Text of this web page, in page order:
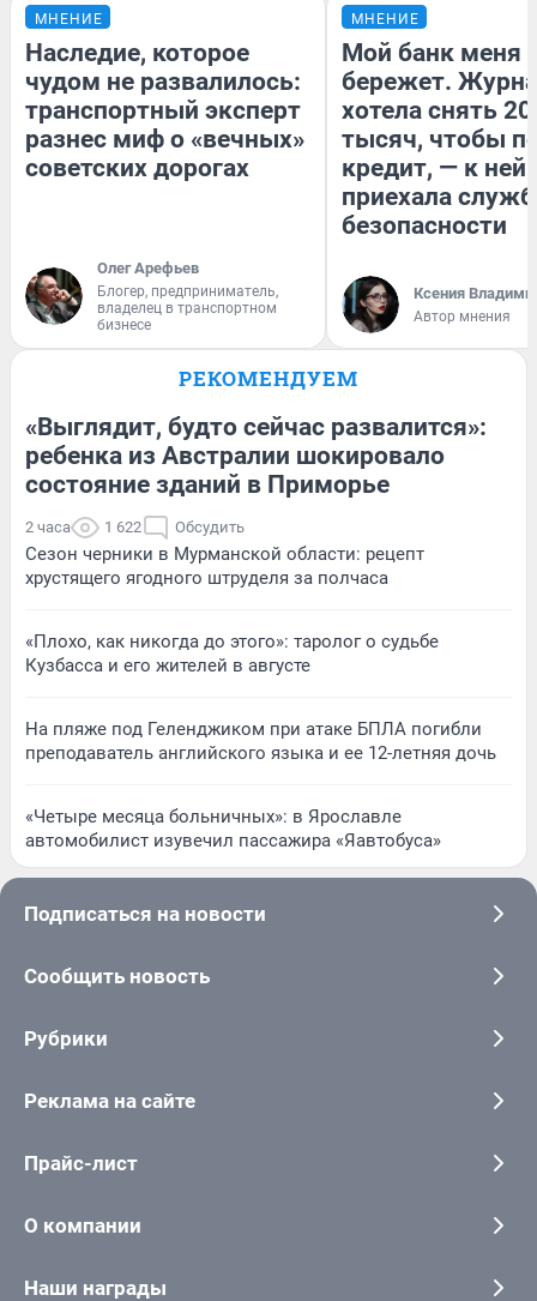
МНЕНИЕ
Наследие, которое
чудом не развалилось:
транспортный эксперт
разнес миф о «вечных»
советских дорогах
Олег Арефьев
Блогер, предприниматель,
владелец в транспортном
бизнесе
МНЕНИЕ
Мой банк меня
бережет.
хотела снять
тысяч, чтобы
кредит, — к
приехала
безопасности
Ксения
Автор мнения
РЕКОМЕНДУЕМ
«Выглядит, будто сейчас развалится»:
ребенка из Австралии шокировало
состояние зданий в Приморье
2 часа 1 622 Обсудить
Сезон черники в Мурманской области: рецепт
хрустящего ягодного штруделя за полчаса
«Плохо, как никогда до этого»: таролог о судьбе
Кузбасса и его жителей в августе
На пляже под Геленджиком при атаке БПЛА погибли
преподаватель английского языка и ее 12-летняя дочь
«Четыре месяца больничных»: в Ярославле
автомобилист изувечил пассажира «Яавтобуса»
Подписаться на новости
Сообщить новость
Рубрики
Реклама на сайте
Прайс-лист
О компании
Наши награды